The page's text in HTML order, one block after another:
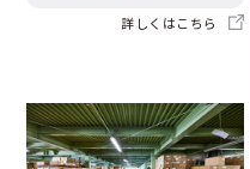
詳しくはこちら